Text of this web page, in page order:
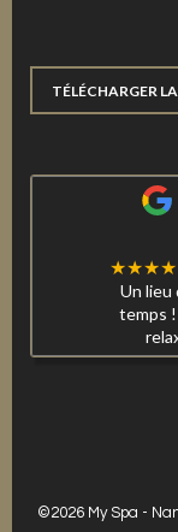
TÉLÉCHARGER
Un lieu
temps !
©2026 My Spa -